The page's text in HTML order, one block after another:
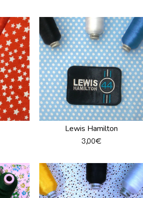
Lewis Hamilton
3,00€